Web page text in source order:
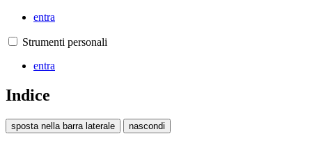
entra
Strumenti personali
entra
Indice
sposta nella barra laterale nascondi